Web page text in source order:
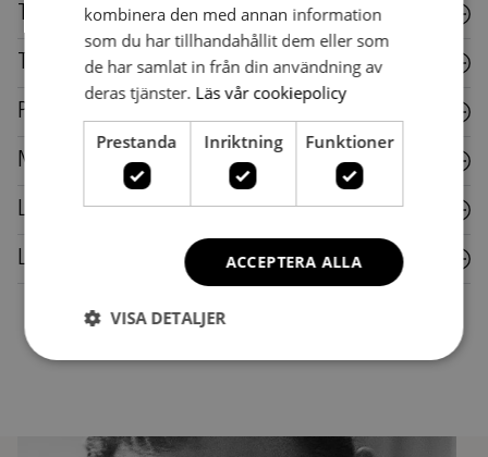
Plast
Metall
Laminat
Läder
kombinera den med annan information
som du har tillhandahållit dem eller som
de har samlat in från din användning av
deras tjänster. Läs vår cookiepolicy
Prestanda Inriktning Funktioner
ACCEPTERA ALLA
VISA DETALJER